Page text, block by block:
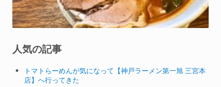
人気の記事
トマトらーめんが気になって【神戸ラーメン第一旭 三宮本
店】へ行ってきた